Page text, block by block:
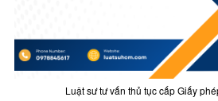
DỊCH
Luật sư tư vấn thủ tục cấp Giấy